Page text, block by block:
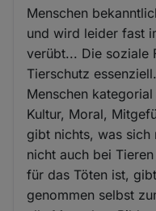
Menschen
und wird leider fast
verübt... Die soziale
Tierschutz
Menschen
Kultur, Moral,
gibt nichts, was sich
nicht auch bei
für das Töten ist,
genommen selbst